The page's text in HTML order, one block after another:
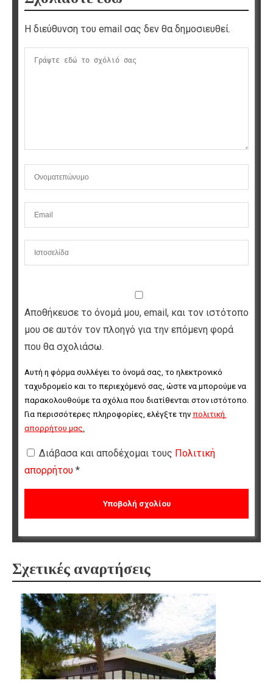
Η διεύθυνση του email σας δεν θα δημοσιευθεί.
Αποθήκευσε το όνομά μου, email, και τον ιστότοπο
μου σε αυτόν τον πλοηγό για την επόμενη φορά
που θα σχολιάσω.
Αυτή η φόρμα συλλέγει το όνομά σας, το ηλεκτρονικό
ταχυδρομείο και το περιεχόμενό σας, ώστε να μπορούμε να
παρακολουθούμε τα σχόλια που διατίθενται στον ιστότοπο.
Για περισσότερες πληροφορίες, ελέγξτε την πολιτική
απορρήτου μας.
Διάβασα και αποδέχομαι τους Πολιτική
απορρήτου *
Σχετικές αναρτήσεις